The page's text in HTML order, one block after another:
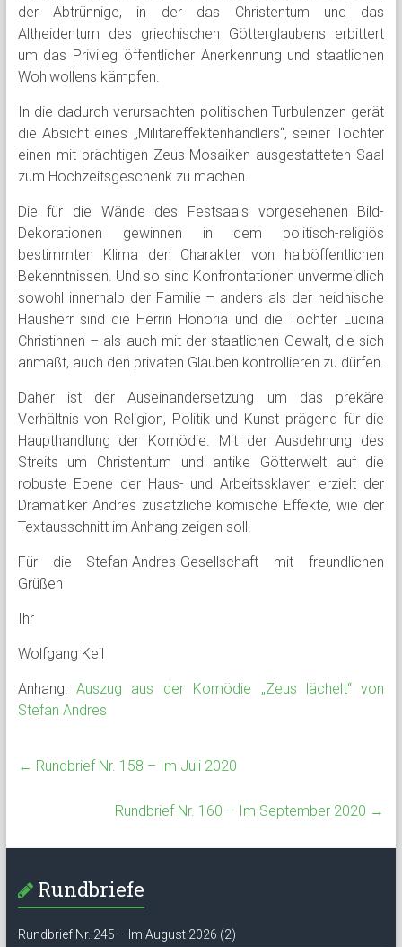
der Abtrünnige, in der das Christentum und das
Altheidentum des griechischen Götterglaubens erbittert
um das Privileg öffentlicher Anerkennung und staatlichen
Wohlwollens kämpfen.
In die dadurch verursachten politischen Turbulenzen gerät
die Absicht eines „Militäreffektenhändlers“, seiner Tochter
einen mit prächtigen Zeus-Mosaiken ausgestatteten Saal
zum Hochzeitsgeschenk zu machen.
Die für die Wände des Festsaals vorgesehenen Bild-
Dekorationen gewinnen in dem politisch-religiös
bestimmten Klima den Charakter von halböffentlichen
Bekenntnissen. Und so sind Konfrontationen unvermeidlich
sowohl innerhalb der Familie – anders als der heidnische
Hausherr sind die Herrin Honoria und die Tochter Lucina
Christinnen – als auch mit der staatlichen Gewalt, die sich
anmaßt, auch den privaten Glauben kontrollieren zu dürfen.
Daher ist der Auseinandersetzung um das prekäre
Verhältnis von Religion, Politik und Kunst prägend für die
Haupthandlung der Komödie. Mit der Ausdehnung des
Streits um Christentum und antike Götterwelt auf die
robuste Ebene der Haus- und Arbeitssklaven erzielt der
Dramatiker Andres zusätzliche komische Effekte, wie der
Textausschnitt im Anhang zeigen soll.
Für die Stefan-Andres-Gesellschaft mit freundlichen
Grüßen
Ihr
Wolfgang Keil
Anhang:Auszug aus der Komödie „Zeus lächelt“ von
Stefan Andres
← Rundbrief Nr. 158 – Im Juli 2020
Rundbrief Nr. 160 – Im September 2020 →
Rundbriefe
Rundbrief Nr. 245 – Im August 2026 (2)